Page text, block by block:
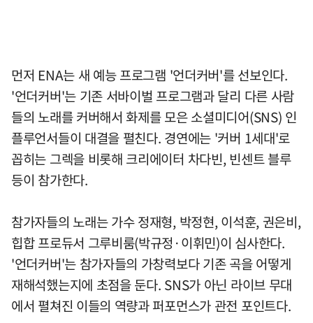
먼저 ENA는 새 예능 프로그램 '언더커버'를 선보인다.
'언더커버'는 기존 서바이벌 프로그램과 달리 다른 사람
들의 노래를 커버해서 화제를 모은 소셜미디어(SNS) 인
플루언서들이 대결을 펼친다. 경연에는 '커버 1세대'로
꼽히는 그렉을 비롯해 크리에이터 차다빈, 빈센트 블루
등이 참가한다.
참가자들의 노래는 가수 정재형, 박정현, 이석훈, 권은비,
힙합 프로듀서 그루비룸(박규정·이휘민)이 심사한다.
'언더커버'는 참가자들의 가창력보다 기존 곡을 어떻게
재해석했는지에 초점을 둔다. SNS가 아닌 라이브 무대
에서 펼쳐진 이들의 역량과 퍼포먼스가 관전 포인트다.